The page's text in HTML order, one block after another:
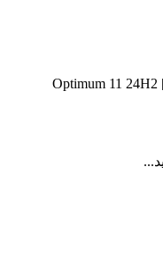
Optimum 11 24H2